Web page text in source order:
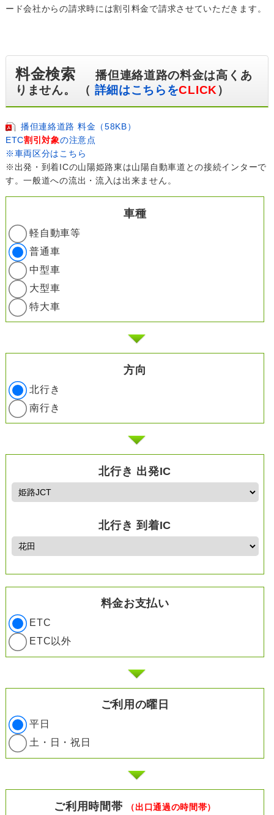
ード会社からの請求時には割引料金で請求させていただきます。
料金検索播但連絡道路の料金は高くあ
りません。 （ 詳細はこちらをCLICK ）
播但連絡道路 料金（58KB）
ETC割引対象の注意点
※車両区分はこちら
※出発・到着ICの山陽姫路東は山陽自動車道との接続インターで
す。一般道への流出・流入は出来ません。
車種
軽自動車等
普通車
中型車
大型車
特大車
方向
北行き
南行き
北行き 出発IC
北行き 到着IC
料金お支払い
ETC
ETC以外
ご利用の曜日
平日
土・日・祝日
ご利用時間帯 （出口通過の時間帯）